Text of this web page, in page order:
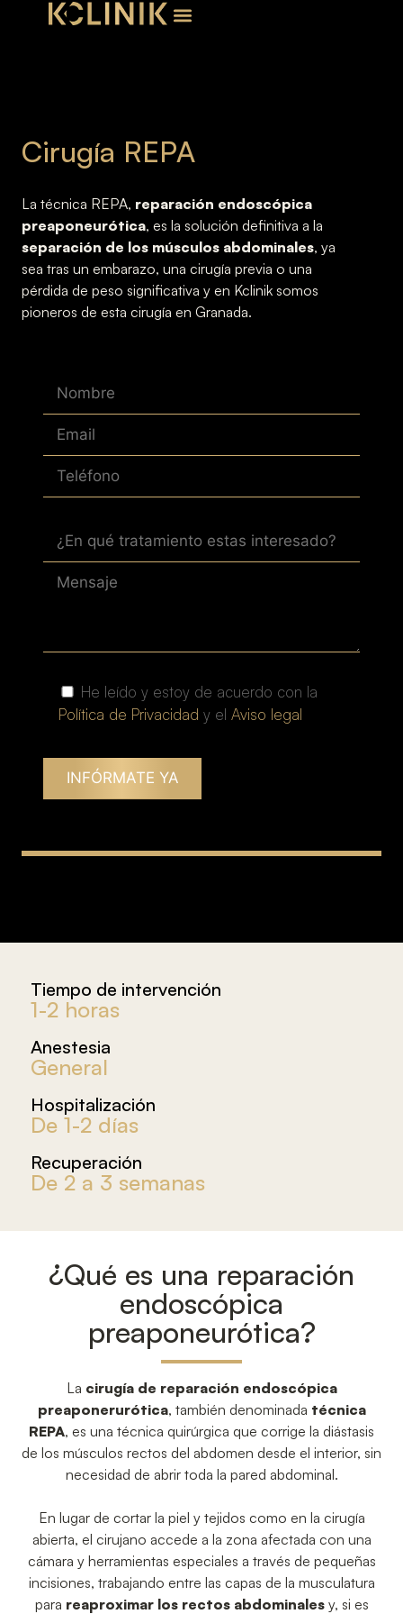
Cirugía REPA
La técnica REPA, reparación endoscópica
preaponeurótica, es la solución definitiva a la
separación de los músculos abdominales, ya
sea tras un embarazo, una cirugía previa o una
pérdida de peso significativa y en Kclinik somos
pioneros de esta cirugía en Granada.
He leído y estoy de acuerdo con la
Política de Privacidad y el Aviso legal
Tiempo de intervención
1-2 horas
Anestesia
General
Hospitalización
De 1-2 días
Recuperación
De 2 a 3 semanas
¿Qué es una reparación
endoscópica
preaponeurótica?
La cirugía de reparación endoscópica
preaponerurótica, también denominada técnica
REPA, es una técnica quirúrgica que corrige la diástasis
de los músculos rectos del abdomen desde el interior, sin
necesidad de abrir toda la pared abdominal.
En lugar de cortar la piel y tejidos como en la cirugía
abierta, el cirujano accede a la zona afectada con una
cámara y herramientas especiales a través de pequeñas
incisiones, trabajando entre las capas de la musculatura
para reaproximar los rectos abdominalesy, si es